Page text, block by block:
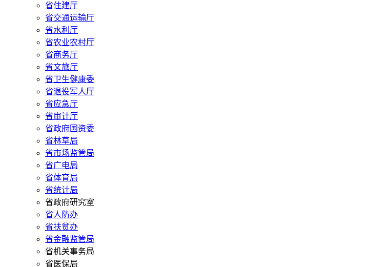
省住建厅
省交通运输厅
省水利厅
省农业农村厅
省商务厅
省文旅厅
省卫生健康委
省退役军人厅
省应急厅
省审计厅
省政府国资委
省林草局
省市场监管局
省广电局
省体育局
省统计局
省政府研究室
省人防办
省扶贫办
省金融监管局
省机关事务局
省医保局